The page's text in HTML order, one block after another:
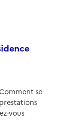
se
vous